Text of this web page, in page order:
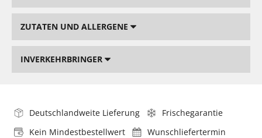
ZUTATEN UND ALLERGENE
INVERKEHRBRINGER
Deutschlandweite Lieferung
Frischegarantie
Kein Mindestbestellwert
Wunschliefertermin